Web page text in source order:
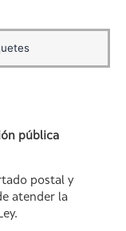
pública
postal y
atender la